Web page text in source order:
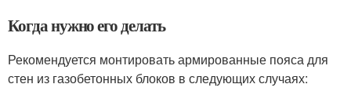
Когда нужно его делать
Рекомендуется монтировать армированные пояса для
стен из газобетонных блоков в следующих случаях: